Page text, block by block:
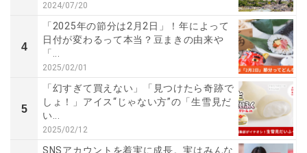
2024/07/20
4
「2025年の節分は2月2日」！年によって
日付が変わるって本当？豆まきの由来や
「...
2025/02/01
5
「幻すぎて買えない」「見つけたら奇跡で
しょ！」アイス“じゃない方”の「生雪見だ
い...
2025/02/12
SNSアカウントを着実に成長。実はみんな